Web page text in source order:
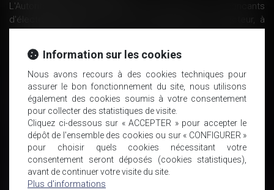
L'Autorité de la concurrence sanctionne six fabricants
d'électroménager, parmi les plus importants du secteur, à
hausses de prix.
Autorité de la concurrence : pas de critères légaux pour fixer
le montant de la sanction en cas de non-respect
d’engagements
Airbnb assigné en justice par les hôteliers pour «concurrence
déloyale»
Un «cartel du jambon» dans le collimateur de l'Autorité de la
concurrence
Les victimes d'ententes demandent des indemnités
Sur Internet aussi, l'entente sur les prix peut coûter cher
News Press - Des ententes dans le domaine de la distribution
Information sur les cookies
Nous avons recours à des cookies techniques pour
assurer le bon fonctionnement du site, nous utilisons
également des cookies soumis à votre consentement
pour collecter des statistiques de visite.
Cliquez ci-dessous sur « ACCEPTER » pour accepter le
dépôt de l'ensemble des cookies ou sur « CONFIGURER »
pour choisir quels cookies nécessitant votre
consentement seront déposés (cookies statistiques),
avant de continuer votre visite du site.
Plus d'informations